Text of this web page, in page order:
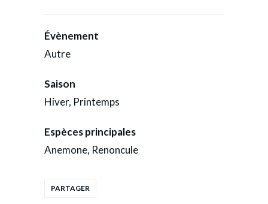
Évènement
Autre
Saison
Hiver, Printemps
Espèces principales
Anemone, Renoncule